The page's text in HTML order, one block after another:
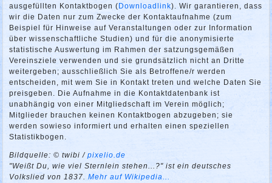
ausgefüllten Kontaktbogen ( Downloadlink). Wir garantieren, dass
wir die Daten nur zum Zwecke der Kontaktaufnahme (zum
Beispiel für Hinweise auf Veranstaltungen oder zur Information
über wissenschaftliche Studien) und für die anonymisierte
statistische Auswertung im Rahmen der satzungsgemäßen
Vereinsziele verwenden und sie grundsätzlich nicht an Dritte
weitergeben; ausschließlich Sie als Betroffene/r werden
entscheiden, mit wem Sie in Kontakt treten und welche Daten Sie
preisgeben. Die Aufnahme in die Kontaktdatenbank ist
unabhängig von einer Mitgliedschaft im Verein möglich;
Mitglieder brauchen keinen Kontaktbogen abzugeben; sie
werden sowieso informiert und erhalten einen speziellen
Statistikbogen.
Bildquelle: © twibi /pixelio.de
"Weißt Du, wie viel Sternlein stehen...?" ist ein deutsches
Volkslied von 1837.Mehr auf Wikipedia...